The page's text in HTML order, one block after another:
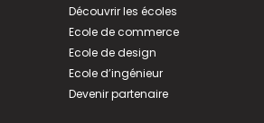
Découvrir les écoles
Ecole de commerce
Ecole de design
Ecole d’ingénieur
Devenir partenaire